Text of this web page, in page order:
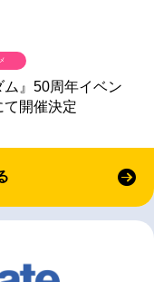
ム』50周年イベン
て開催決定